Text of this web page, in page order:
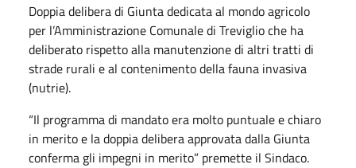
Doppia delibera di Giunta dedicata al mondo agricolo
per l’Amministrazione Comunale di Treviglio che ha
deliberato rispetto alla manutenzione di altri tratti di
strade rurali e al contenimento della fauna invasiva
(nutrie).
“Il programma di mandato era molto puntuale e chiaro
in merito e la doppia delibera approvata dalla Giunta
conferma gli impegni in merito” premette il Sindaco.